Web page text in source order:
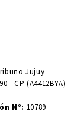
Jujuy
- CP (A4412BYA)
N°: 10789